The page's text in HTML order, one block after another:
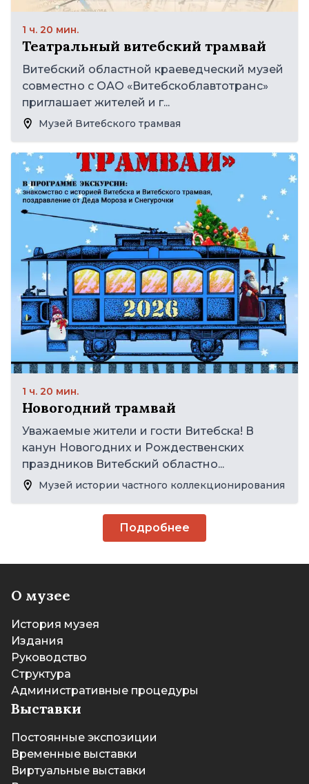
1 ч. 20 мин.
Театральный витебский трамвай
Витебский областной краеведческий музей
совместно с ОАО «Витебскоблавтотранс»
приглашает жителей и г...
Музей Витебского трамвая
1 ч. 20 мин.
Новогодний трамвай
Уважаемые жители и гости Витебска! В
канун Новогодних и Рождественских
праздников Витебский областно...
Музей истории частного коллекционирования
Подробнее
О музее
История музея
Издания
Руководство
Структура
Административные процедуры
Выставки
Постоянные экспозиции
Временные выставки
Виртуальные выставки